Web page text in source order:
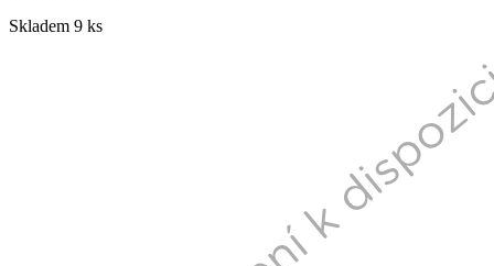
Skladem 9 ks